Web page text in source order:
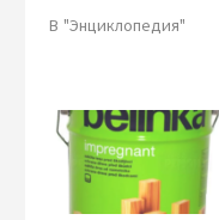
В "Энциклопедия"